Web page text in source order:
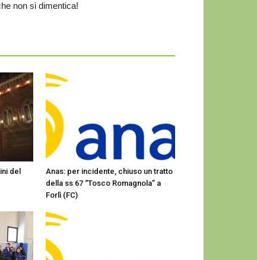
non si dimentica!
del
Anas: per incidente, chiuso un tratto
della ss 67 “Tosco Romagnola” a
Forlì (FC)